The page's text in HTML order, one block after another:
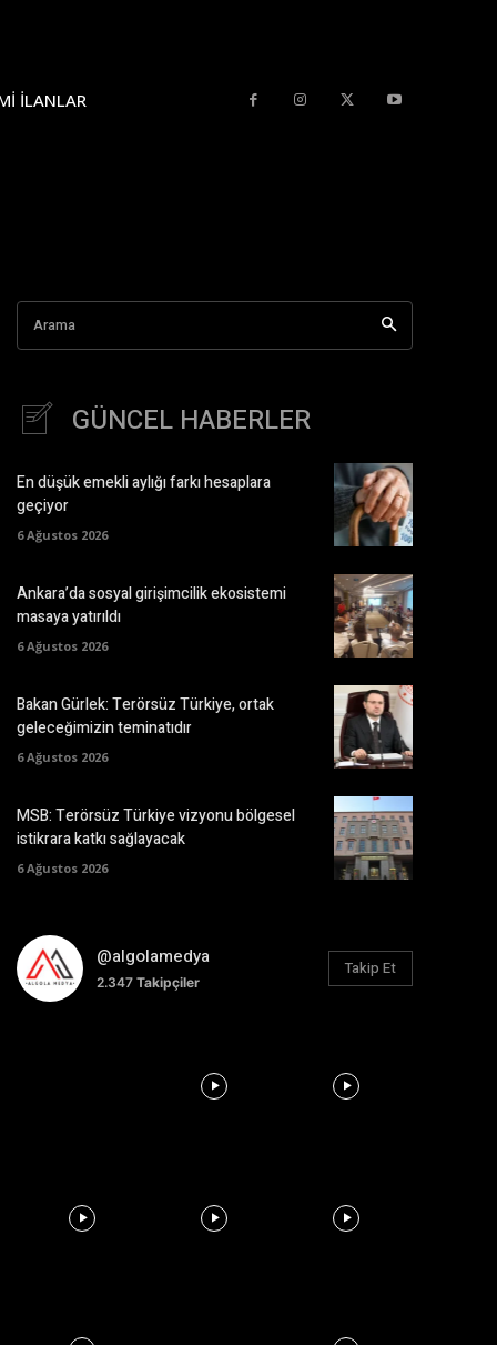
İLANLAR
Arama
GÜNCEL HABERLER
En düşük emekli aylığı farkı hesaplara
geçiyor
6 Ağustos 2026
Ankara’da sosyal girişimcilik ekosistemi
masaya yatırıldı
6 Ağustos 2026
Bakan Gürlek: Terörsüz Türkiye, ortak
geleceğimizin teminatıdır
6 Ağustos 2026
MSB: Terörsüz Türkiye vizyonu bölgesel
istikrara katkı sağlayacak
6 Ağustos 2026
@algolamedya
2.347Takipçiler
Takip Et